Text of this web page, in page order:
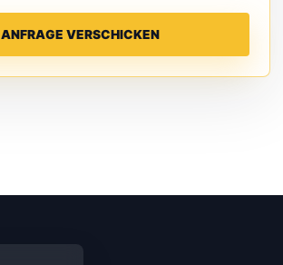
ANFRAGE VERSCHICKEN